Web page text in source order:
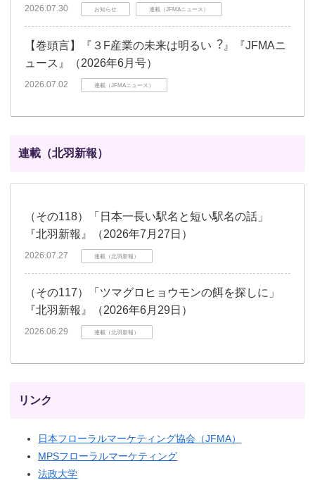
2026.07.30 お知らせ 連載（JFMAニュース）
【巻頭言】『３F産業の未来は明るい︖』『JFMAニ
ュース』（2026年6月号）
2026.07.02 連載（JFMAニュース）
連載（北羽新報）
（その118）「日本一長い駅名と短い駅名の話」
『北羽新報』（2026年7月27日）
2026.07.27 連載（北羽新報）
（その117）「ツマグロヒョウモンの餌を探しに」
『北羽新報』（2026年6月29日）
2026.06.29 連載（北羽新報）
リンク
日本フローラルマーケティング協会（JFMA）
MPSフローラルマーケティング
法政大学